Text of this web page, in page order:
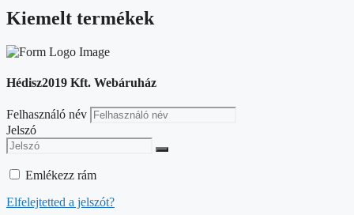
Kiemelt termékek
Hédisz2019 Kft. Webáruház
Felhasználó név
Jelszó
Emlékezz rám
Elfelejtetted a jelszót?